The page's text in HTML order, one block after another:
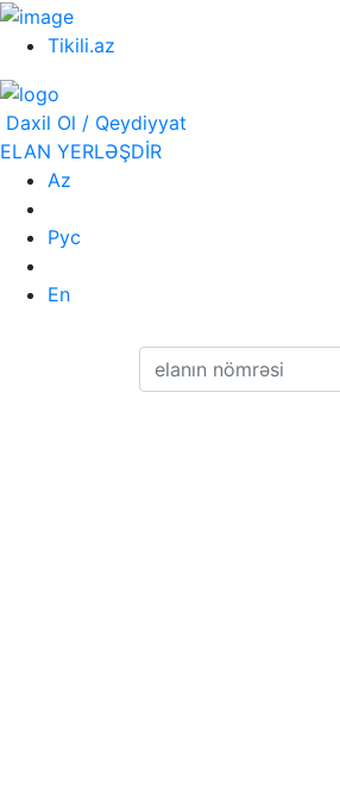
Tikili.az
Daxil Ol / Qeydiyyat
ELAN YERLƏŞDİR
Az
Рус
En